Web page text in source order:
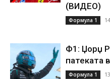
(ВИДЕО)
Формула 1
Ф1: Џорџ
патеката
Формула 1